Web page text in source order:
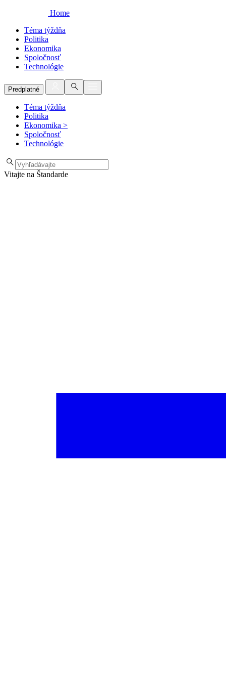
Home
Téma týždňa
Politika
Ekonomika
Spoločnosť
Technológie
Predplatné
Téma týždňa
Politika
Ekonomika >
Spoločnosť
Technológie
Vitajte na Štandarde